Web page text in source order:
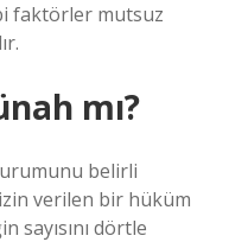
faktörler mutsuz
mı?
belirli
verilen bir hüküm
sayısını dörtle